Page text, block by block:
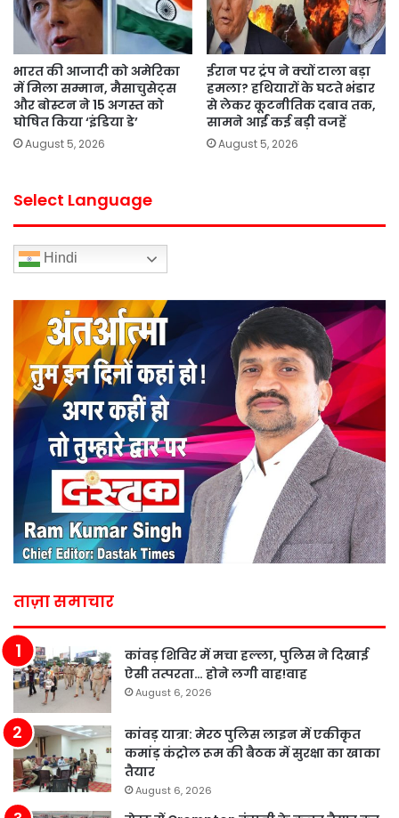
भारत की आजादी को अमेरिका
में मिला सम्मान, मैसाचुसेट्स
और बोस्टन ने 15 अगस्त को
घोषित किया ‘इंडिया डे’
August 5, 2026
ईरान पर ट्रंप ने क्यों टाला बड़ा
हमला? हथियारों के घटते भंडार
से लेकर कूटनीतिक दबाव तक,
सामने आईं कई बड़ी वजहें
August 5, 2026
Select Language
Hindi
ताज़ा समाचार
कांवड़ शिविर में मचा हल्ला, पुलिस ने दिखाई
ऐसी तत्परता… होने लगी वाह!वाह
August 6, 2026
कांवड़ यात्रा: मेरठ पुलिस लाइन में एकीकृत
कमांड़ कंट्रोल रूम की बैठक में सुरक्षा का खाका
तैयार
August 6, 2026